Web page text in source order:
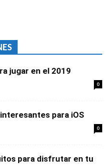
jugar en el 2019
0
para iOS
0
para disfrutar en tu